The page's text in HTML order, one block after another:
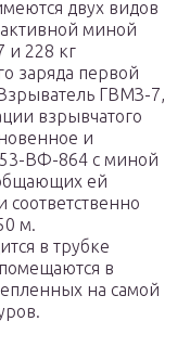
двух видов
миной
и 228 кг
заряда первой
ГВМЗ-7,
взрывчатого
и
ВФ-864 с миной
ей
соответственно
м.
в трубке
в
на самой